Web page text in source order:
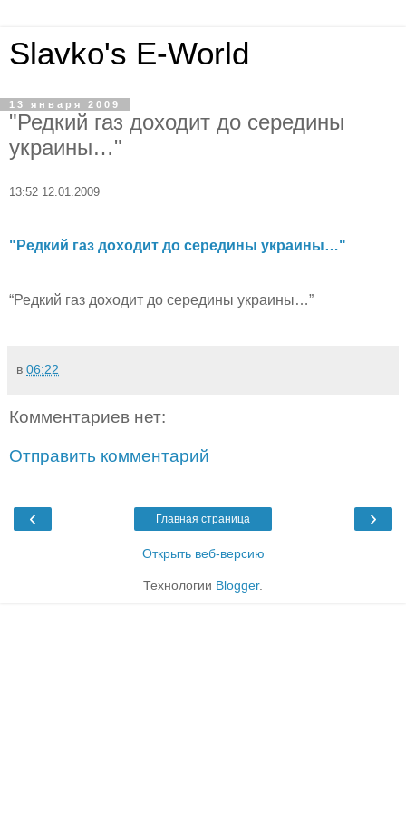
Slavko's E-World
13 января 2009
"Редкий газ доходит до середины
украины…"
13:52 12.01.2009
"Редкий газ доходит до середины украины…"
“Редкий газ доходит до середины украины…”
в 06:22
Комментариев нет:
Отправить комментарий
‹ ›
Главная страница
Открыть веб-версию
Технологии Blogger.